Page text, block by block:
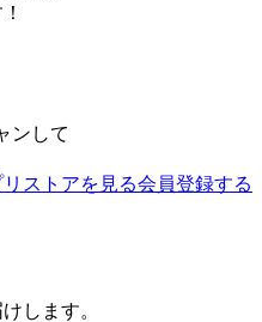
ンして
リストアを見る会員登録する
します。